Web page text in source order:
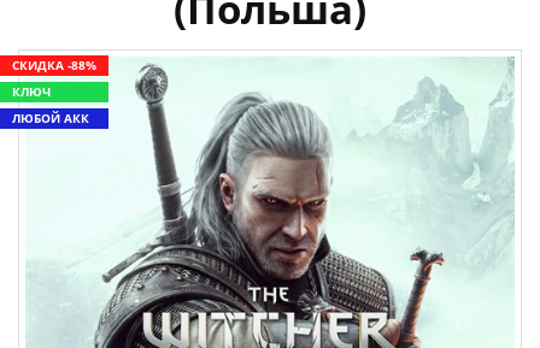
СКИДКА -88%
КЛЮЧ
ЛЮБОЙ АКК